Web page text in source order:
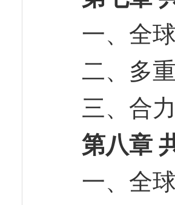
一、全
二、多
三、合
第八章
一、全